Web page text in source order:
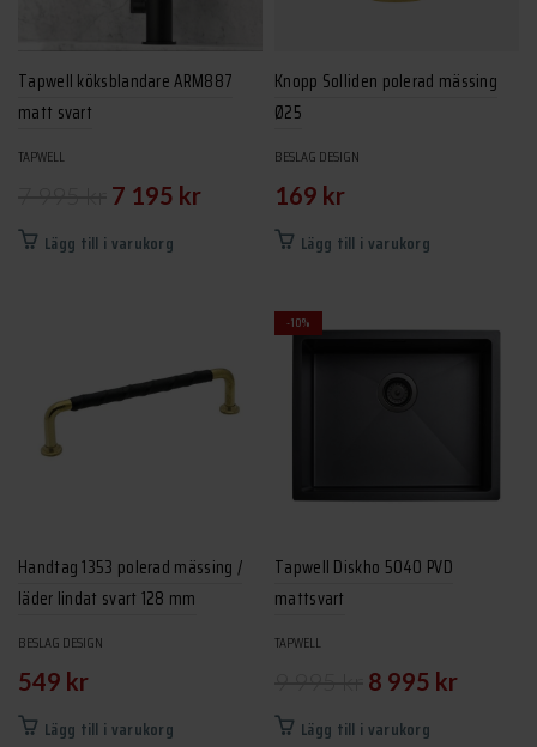
Tapwell köksblandare ARM887
matt svart
TAPWELL
Det
ursprungliga
995 kr.
7 195 krDet
nuvarande
195 kr.
Lägg till i varukorg
Knopp Solliden polerad mässing
Ø25
BESLAG DESIGN
169 kr
Lägg till i varukorg
Handtag 1353 polerad mässing /
läder lindat svart 128 mm
BESLAG DESIGN
549 kr
Lägg till i varukorg
-10%
Tapwell Diskho 5040 PVD
mattsvart
TAPWELL
Det
ursprungliga
8 995 krDet
Lägg till i varukorg